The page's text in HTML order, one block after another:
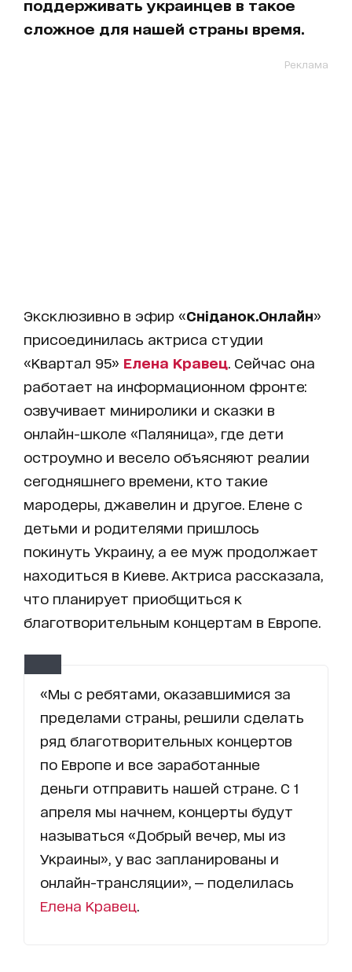
поддерживать украинцев в такое
сложное для нашей страны время.
Реклама
Эксклюзивно в эфир «Сніданок.Онлайн»
присоединилась актриса студии
«Квартал 95» Елена Кравец . Сейчас она
работает на информационном фронте:
озвучивает миниролики и сказки в
онлайн-школе «Паляница», где дети
остроумно и весело объясняют реалии
сегодняшнего времени, кто такие
мародеры, джавелин и другое. Елене с
детьми и родителями пришлось
покинуть Украину, а ее муж продолжает
находиться в Киеве. Актриса рассказала,
что планирует приобщиться к
благотворительным концертам в Европе.
«Мы с ребятами, оказавшимися за
пределами страны, решили сделать
ряд благотворительных концертов
по Европе и все заработанные
деньги отправить нашей стране. С 1
апреля мы начнем, концерты будут
называться «Добрый вечер, мы из
Украины», у вас запланированы и
онлайн-трансляции», — поделилась
Елена Кравец